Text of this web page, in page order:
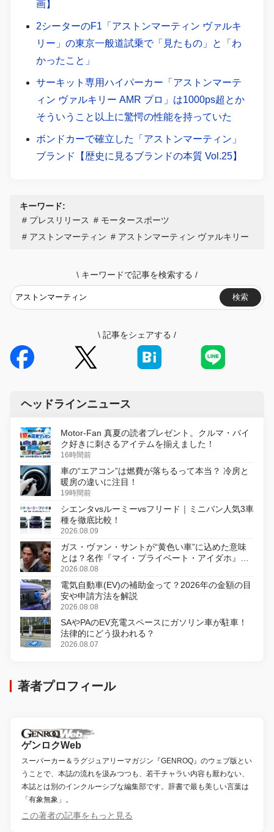
画】
2シーターのF1「アストンマーティン ヴァルキ
リー」の東京一般道試乗で「見たもの」と「わ
かったこと」
サーキット専用ハイパーカー「アストンマーテ
ィン ヴァルキリー AMR プロ」は1000ps超とか
そういうこと以上に驚愕の性能を持っていた
ボンドカーで確立した「アストンマーティン」
ブランド【歴史に見るブランドの本質 Vol.25】
キーワード:
プレスリリース
モータースポーツ
アストンマーティン
アストンマーティン ヴァルキリー
\ キーワードで記事を検索する /
検索
\ 記事をシェアする /
ヘッドラインニュース
Motor-Fan 真夏の読者プレゼント。クルマ・バイ
ク好きに刺さるアイテムを揃えました！
16時間前
車の“エアコン”は燃費が落ちるって本当？ 冷房と
暖房の違いに注目！
19時間前
シエンタvsルーミーvsフリード｜ミニバン人気3車
種を徹底比較！
2026.08.09
ガス・ヴァン・サントが“黄色い車”に込めた意味
とは？名作『マイ・プライベート・アイダホ』が
初のデジタルリマスター版で復活
2026.08.08
電気自動車(EV)の補助金って？2026年の金額の目
安や申請方法を解説
2026.08.08
SAやPAのEV充電スペースにガソリン車が駐車！
法律的にどう扱われる？
2026.08.07
著者プロフィール
ゲンロクWeb
スーパーカー＆ラグジュアリーマガジン『GENROQ』のウェブ版とい
うことで、本誌の流れを汲みつつも、若干チャラい内容も厭わない、
本誌とは別のインクルーシブな編集部です。辞書で最も美しい言葉は
「有象無象」。
この著者の記事をもっと見る